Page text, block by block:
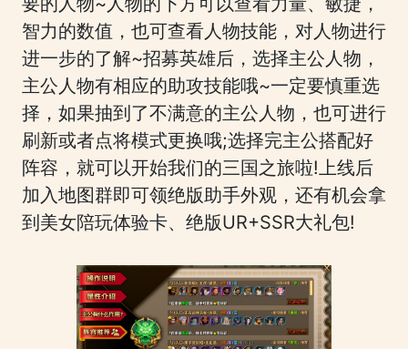
智力的数值，也可查看人物技能，对人物进行
进一步的了解~招募英雄后，选择主公人物，
主公人物有相应的助攻技能哦~一定要慎重选
择，如果抽到了不满意的主公人物，也可进行
刷新或者点将模式更换哦;选择完主公搭配好
阵容，就可以开始我们的三国之旅啦!上线后
加入地图群即可领绝版助手外观，还有机会拿
到美女陪玩体验卡、绝版UR+SSR大礼包!